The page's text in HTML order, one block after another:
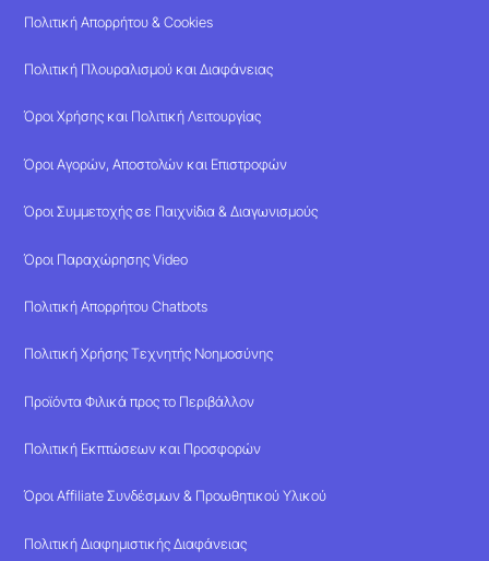
Πολιτική Απορρήτου & Cookies
Πολιτική Πλουραλισμού και Διαφάνειας
Όροι Χρήσης και Πολιτική Λειτουργίας
Όροι Αγορών, Αποστολών και Επιστροφών
Όροι Συμμετοχής σε Παιχνίδια & Διαγωνισμούς
Όροι Παραχώρησης Video
Πολιτική Απορρήτου Chatbots
Πολιτική Χρήσης Τεχνητής Νοημοσύνης
Προϊόντα Φιλικά προς το Περιβάλλον
Πολιτική Εκπτώσεων και Προσφορών
Όροι Affiliate Συνδέσμων & Προωθητικού Υλικού
Πολιτική Διαφημιστικής Διαφάνειας